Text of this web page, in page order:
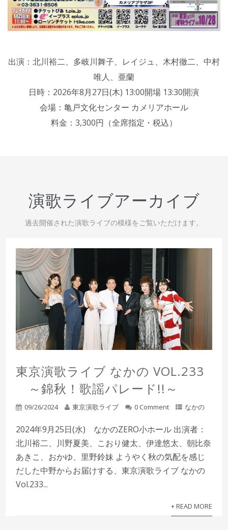
出演：北川裕二、多岐川舞子、レイジュ、木村徹二、中村
唯人、亜蘭
日時：2026年8月27日(木) 13:00開場 13:30開演
会場：亀戸文化センター カメリアホール
料金：3,300円（全席指定・税込）
演歌ライブアーカイブ
過去開催された演歌ライブの模様をご覧いただけます。
東京演歌ライブ なかの VOL.233
～錦秋！歌謡パレード!!～
09/26/2024 東京演歌ライブ 0 Comment なかの
2024年9月25日(水) なかのZERO小ホール 出演者：
北川裕二、川野夏美、こおり健太、伊達悠太、朝比奈
あきこ、おかゆ、里野鈴妹 ようやく秋の気配を感じ
だした中野からお届けする、東京演歌ライブ なかの
Vol.233...
+ READ MORE